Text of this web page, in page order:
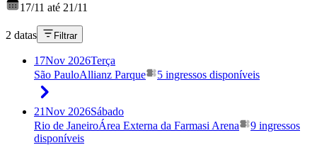
17/11 até 21/11
2 datas Filtrar
17Nov 2026Terça
São PauloAllianz Parque 5 ingressos disponíveis
21Nov 2026Sábado
Rio de JaneiroÁrea Externa da Farmasi Arena
9 ingressos
disponíveis